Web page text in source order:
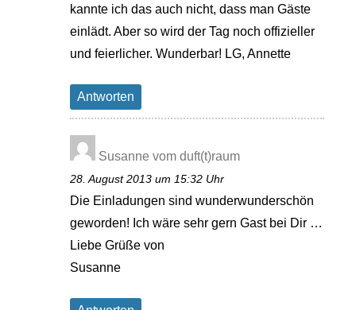
kannte ich das auch nicht, dass man Gäste
einlädt. Aber so wird der Tag noch offizieller
und feierlicher. Wunderbar! LG, Annette
Antworten
Susanne vom duft(t)raum
28. August 2013 um 15:32 Uhr
Die Einladungen sind wunderwunderschön
geworden! Ich wäre sehr gern Gast bei Dir …
Liebe Grüße von
Susanne